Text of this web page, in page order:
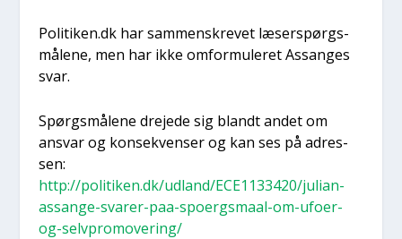
Politiken.dk har sam­men­skre­vet læser­spørgs­
må­le­ne, men har ikke omfor­mu­le­ret Assan­ges
svar.
Spørgs­må­le­ne dre­je­de sig blandt andet om
ansvar og kon­se­kven­ser og kan ses på adres­
sen:
http://politiken.dk/udland/ECE1133420/julian-
assange-svarer-paa-spoergsmaal-om-ufoer-
og-selvpromovering/